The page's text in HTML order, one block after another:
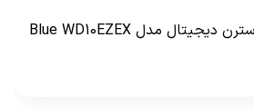
هارددیسک اینترنال وسترن دیجیتال مدل Blue WD10EZEX